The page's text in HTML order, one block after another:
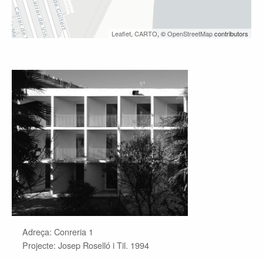
Leaflet, CARTO, ©OpenStreetMapcontributors
Adreça: Conreria 1
Projecte: Josep Roselló i Til. 1994